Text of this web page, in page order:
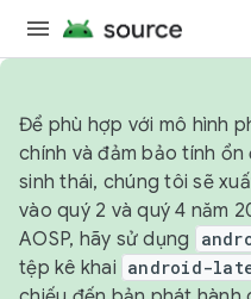
Để phù hợp với mô hình
chính và đảm bảo tính
sinh thái, chúng tôi sẽ
vào quý 2 và quý 4 năm
AOSP, hãy sử dụng
tệp kê khai android-